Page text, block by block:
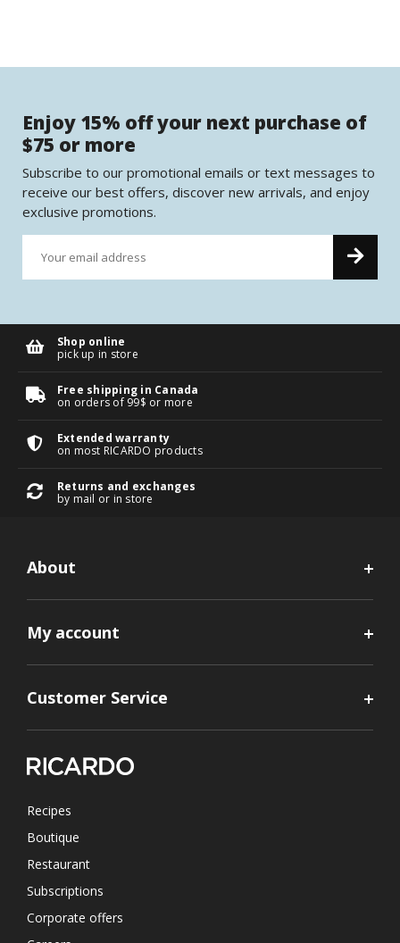
Enjoy 15% off your next purchase of
$75 or more
Subscribe to our promotional emails or text messages to
receive our best offers, discover new arrivals, and enjoy
exclusive promotions.
Shop online
pick up in store
Free shipping in Canada
on orders of 99$ or more
Extended warranty
on most RICARDO products
Returns and exchanges
by mail or in store
About
My account
Customer Service
Recipes
Boutique
Restaurant
Subscriptions
Corporate offers